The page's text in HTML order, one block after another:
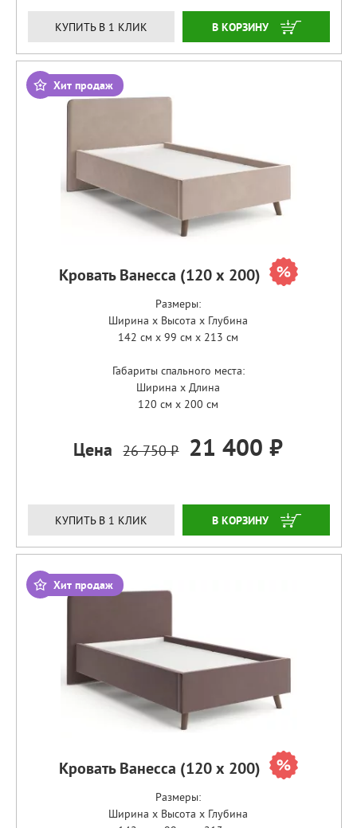
КУПИТЬ В 1 КЛИК ЗАКАЗАТЬ
Хит продаж
Кровать Ванесса (120 х 200)
Размеры:
Ширина x Высота x Глубина
142 см x 99 см x 213 см
Габариты спального места:
Ширина x Длина
120 см x 200 см
Цена 26 750 ₽ 21 400 ₽
КУПИТЬ В 1 КЛИК ЗАКАЗАТЬ
Хит продаж
Кровать Ванесса (120 х 200)
Размеры:
Ширина x Высота x Глубина